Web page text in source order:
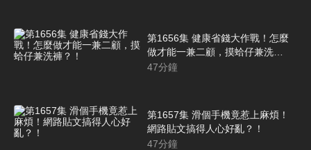
第1656集 健康省錢大作戰！怎麼
做才能一兼二顧，摸蛤仔兼洗
褲？！
47分鐘
第1657集 滑個手機竟惹上麻煩！
網路貼文搞得人心好亂？！
47分鐘